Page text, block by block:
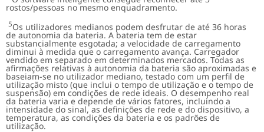
rostos/pessoas no mesmo enquadramento.
5Os utilizadores medianos podem desfrutar de até 36 horas
de autonomia da bateria. A bateria tem de estar
substancialmente esgotada; a velocidade de carregamento
diminui à medida que o carregamento avança. Carregador
vendido em separado em determinados mercados. Todas as
afirmações relativas à autonomia da bateria são aproximadas e
baseiam-se no utilizador mediano, testado com um perfil de
utilização misto (que inclui o tempo de utilização e o tempo de
suspensão) em condições de rede ideais. O desempenho real
da bateria varia e depende de vários fatores, incluindo a
intensidade do sinal, as definições de rede e do dispositivo, a
temperatura, as condições da bateria e os padrões de
utilização.